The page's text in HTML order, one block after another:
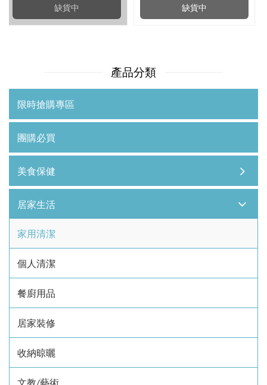
缺貨中 缺貨中
產品分類
限時搶購專區
團購必買
美食保健
居家生活
家用清潔
個人清潔
餐廚用品
居家裝修
收納晾曬
文教/藝術